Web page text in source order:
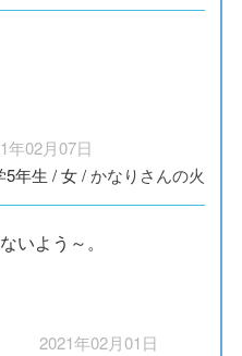
年02月07日
5年生 /女/かなりさんの火
いよう～。
2021年02月01日